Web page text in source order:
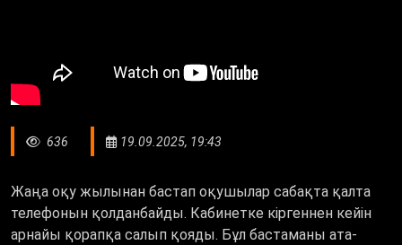
636 19.09.2025, 19:43
Жаңа оқу жылынан бастап оқушылар сабақта қалта
телефонын қолданбайды. Кабинетке кіргеннен кейін
арнайы қорапқа салып қояды. Бұл бастаманы ата-